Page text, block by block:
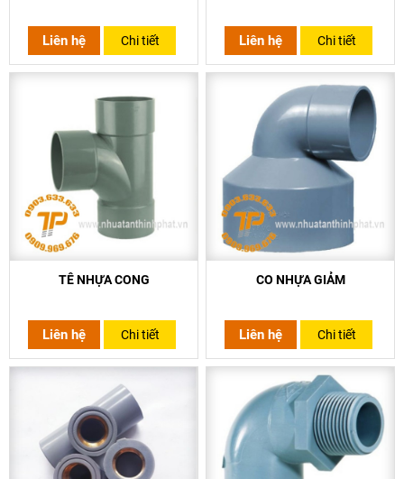
Liên hệ Chi tiết Liên hệ Chi tiết
TÊ NHỰA CONG
Liên hệ Chi tiết
CO NHỰA GIẢM
Liên hệ Chi tiết